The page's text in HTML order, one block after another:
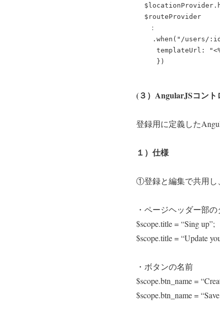
  $routeProvider
：
.when("/users/
templateUrl:
(３）AngularJSコント
登録用に定義した
１）仕様
①登録と編集で共用し
・ページヘッダー部
$scope.title = “Sing up”;
$scope.title = “Update
・ボタンの名前
$scope.btn_name =
$scope.btn_name =